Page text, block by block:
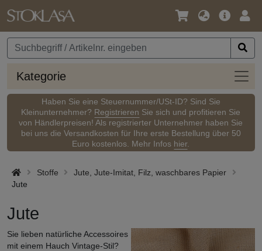
Sprache
Währung
Kategorie
Haben Sie eine Steuernummer/USt-ID? Sind Sie
Kleinunternehmer? Registrieren Sie sich und profitieren Sie
von Händlerpreisen! Als registrierter Unternehmer haben Sie
bei uns die Versandkosten für Ihre erste Bestellung über 50
Euro kostenlos. Mehr Infos hier.
Stoffe
Jute, Jute-Imitat, Filz, waschbares Papier
Jute
Jute
Sie lieben natürliche Accessoires
mit einem Hauch Vintage-Stil?